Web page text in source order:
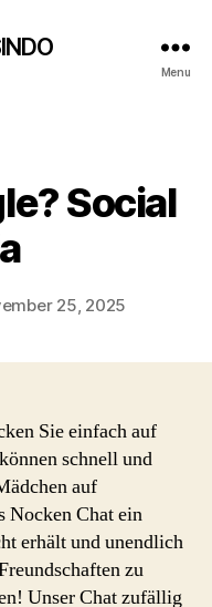
Menu
Social
25, 2025
Sie einfach auf
schnell und
auf
Nocken Chat ein
erhält und unendlich
zu
Unser Chat zufällig